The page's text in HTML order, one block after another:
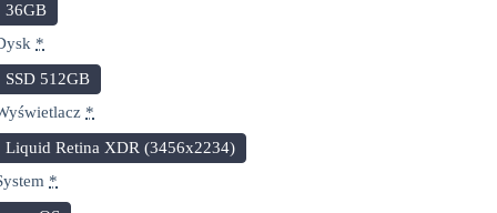
36GB
*
SSD 512GB
*
Liquid Retina XDR (3456x2234)
*